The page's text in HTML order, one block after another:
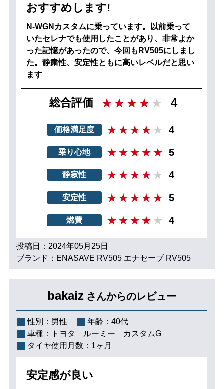
おすすめします!
N-WGNカスタムに乗っています。以前乗って
いたセレナでも使用したことがあり、非常よか
った記憶があったので、今回もRV505にしまし
た。静粛性、安定性ともに高いレベルだと思い
ます
総合評価 4
価格満足度 4
乗り心地 5
静寂性 4
安定性 5
燃費 4
投稿日：2024年05月25日
ブランド：ENASAVE RV505 エナセーブ RV505
bakaiz さんからのレビュー
性別： 男性 年齢： 40代
車種：
トヨタ ルーミー カスタムG
タイヤ使用月数： 1ヶ月
安定感が良い